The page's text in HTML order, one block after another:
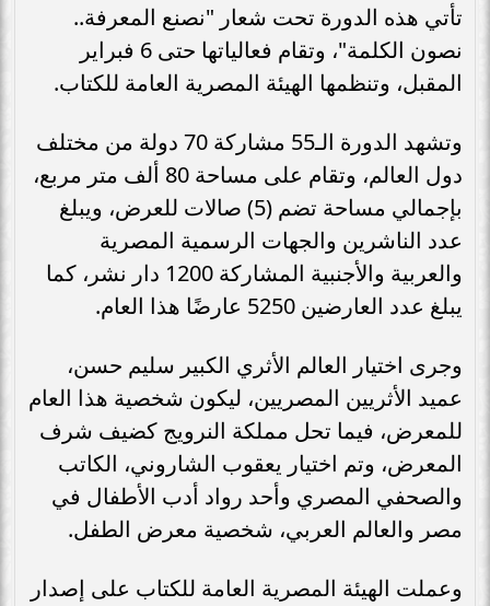
تأتي هذه الدورة تحت شعار "نصنع المعرفة..
نصون الكلمة"، وتقام فعالياتها حتى 6 فبراير
المقبل، وتنظمها الهيئة المصرية العامة للكتاب.
وتشهد الدورة الـ55 مشاركة 70 دولة من مختلف
دول العالم، وتقام على مساحة 80 ألف متر مربع،
بإجمالي مساحة تضم (5) صالات للعرض، ويبلغ
عدد الناشرين والجهات الرسمية المصرية
والعربية والأجنبية المشاركة 1200 دار نشر، كما
يبلغ عدد العارضين 5250 عارضًا هذا العام.
وجرى اختيار العالم الأثري الكبير سليم حسن،
عميد الأثريين المصريين، ليكون شخصية هذا العام
للمعرض، فيما تحل مملكة النرويج كضيف شرف
المعرض، وتم اختيار يعقوب الشاروني، الكاتب
والصحفي المصري وأحد رواد أدب الأطفال في
مصر والعالم العربي، شخصية معرض الطفل.
وعملت الهيئة المصرية العامة للكتاب على إصدار